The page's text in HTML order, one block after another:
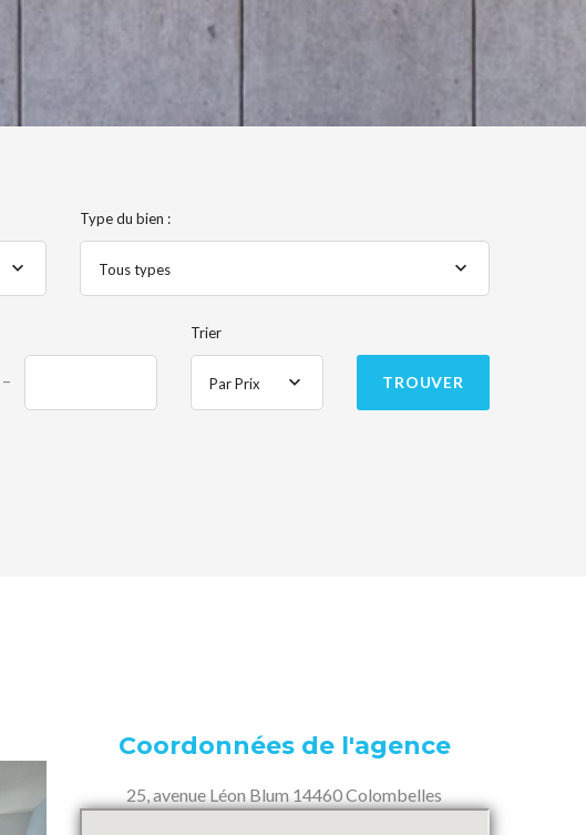
Type du bien :
Tous types
Trier
Par Prix TROUVER
Coordonnées de l'agence
25, avenue Léon Blum 14460 Colombelles